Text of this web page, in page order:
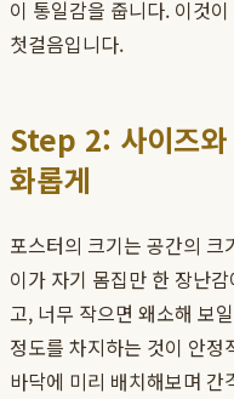
이 통일감을 줍니다. 이것
첫걸음입니다.
Step 2: 사이즈와
화롭게
포스터의 크기는 공간의
이가 자기 몸집만 한 장난
고, 너무 작으면 왜소해 보
정도를 차지하는 것이 안
바닥에 미리 배치해보며